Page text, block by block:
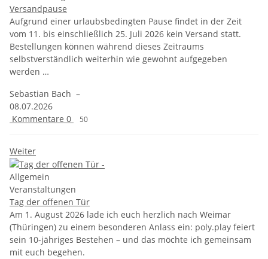
Versandpause
Aufgrund einer urlaubsbedingten Pause findet in der Zeit
vom 11. bis einschließlich 25. Juli 2026 kein Versand statt.
Bestellungen können während dieses Zeitraums
selbstverständlich weiterhin wie gewohnt aufgegeben
werden …
Sebastian Bach –
08.07.2026
Kommentare 0 50
Weiter
Allgemein
Veranstaltungen
Tag der offenen Tür
Am 1. August 2026 lade ich euch herzlich nach Weimar
(Thüringen) zu einem besonderen Anlass ein: poly.play feiert
sein 10-jähriges Bestehen – und das möchte ich gemeinsam
mit euch begehen.